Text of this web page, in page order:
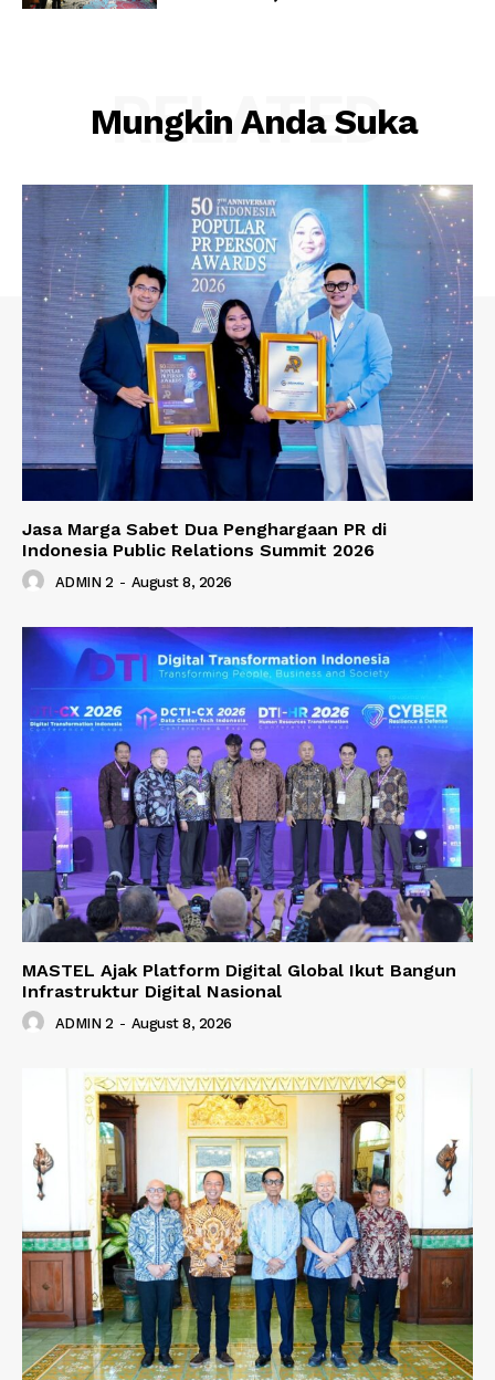
Mungkin Anda Suka
RELATED
Jasa Marga Sabet Dua Penghargaan PR di
Indonesia Public Relations Summit 2026
ADMIN 2 - August 8, 2026
MASTEL Ajak Platform Digital Global Ikut Bangun
Infrastruktur Digital Nasional
ADMIN 2 - August 8, 2026